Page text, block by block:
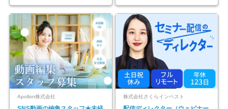
Apollon株式会社 株式会社さくらインベスト